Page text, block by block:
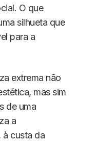
O que
silhueta que
para a
extrema não
mas sim
de uma
a
à custa da